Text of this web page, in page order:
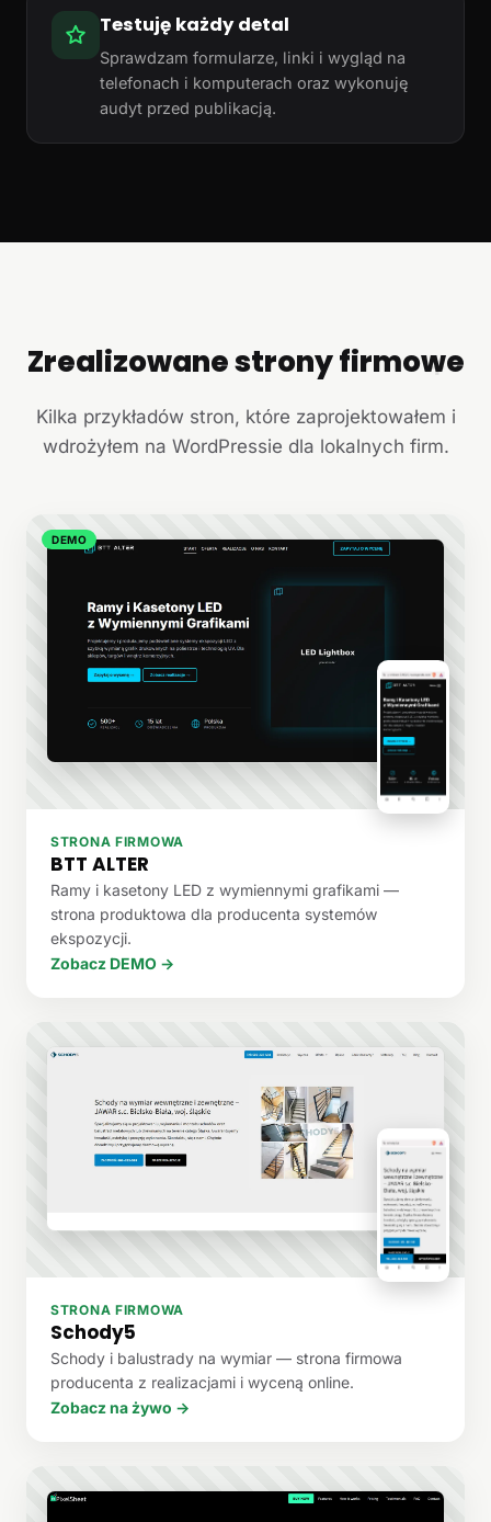
Testuję każdy detal
Sprawdzam formularze, linki i wygląd na
telefonach i komputerach oraz wykonuję
audyt przed publikacją.
+
Zrealizowane strony firmowe
Kilka przykładów stron, które zaprojektowałem i
wdrożyłem na WordPressie dla lokalnych firm.
DEMO
STRONA FIRMOWA
BTT ALTER
Ramy i kasetony LED z wymiennymi grafikami —
strona produktowa dla producenta systemów
ekspozycji.
Zobacz DEMO →
STRONA FIRMOWA
Schody5
Schody i balustrady na wymiar — strona firmowa
producenta z realizacjami i wyceną online.
Zobacz na żywo →